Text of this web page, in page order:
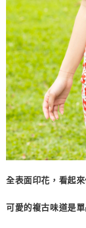
全表面印花，看起
可愛的複古味道是單